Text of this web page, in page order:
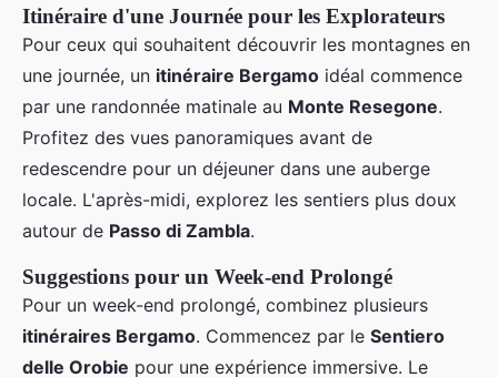
Itinéraire d'une Journée pour les Explorateurs
Pour ceux qui souhaitent découvrir les montagnes en
une journée, un itinéraire Bergamo idéal commence
par une randonnée matinale au Monte Resegone.
Profitez des vues panoramiques avant de
redescendre pour un déjeuner dans une auberge
locale. L'après-midi, explorez les sentiers plus doux
autour de Passo di Zambla.
Suggestions pour un Week-end Prolongé
Pour un week-end prolongé, combinez plusieurs
itinéraires Bergamo. Commencez par le Sentiero
delle Orobie pour une expérience immersive. Le